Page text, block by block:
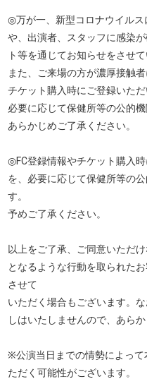
◎万が⼀、新型コロナウイル
や、出演者、スタッフに感染
ト等を通じてお知らせをさせて
また、ご来場の方が濃厚接触
チケット購入時にご登録いただ
必要に応じて保健所等の公的
あらかじめご了承ください。
◎FC登録情報やチケット購入
を、必要に応じて保健所等の
す。
予めご了承ください。
以上をご了承、ご同意いただ
となるような行動を取られた
させて
いただく場合もございます。
しはいたしませんので、あら
※公演当日までの情勢によっ
ただく可能性がございます。